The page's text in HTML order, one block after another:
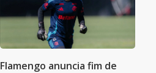
Flamengo anuncia fim de